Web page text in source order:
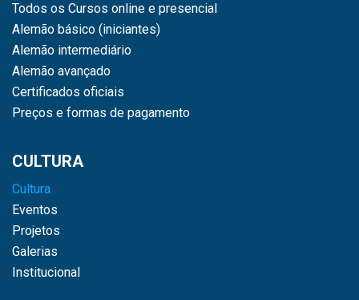
Todos os Cursos online e presencial
Alemão básico (iniciantes)
Alemão intermediário
Alemão avançado
Certificados oficiais
Preços e formas de pagamento
CULTURA
Cultura
Eventos
Projetos
Galerias
Institucional